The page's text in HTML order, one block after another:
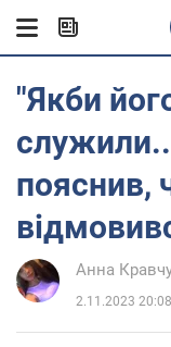
"Якби
пояснив,
Анна
2.11.2023 20:08